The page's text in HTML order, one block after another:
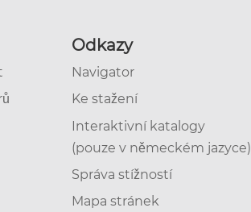
Odkazy
Navigator
Ke stažení
Interaktivní katalogy
(pouze v německém jazyce)
Správa stížností
Mapa stránek